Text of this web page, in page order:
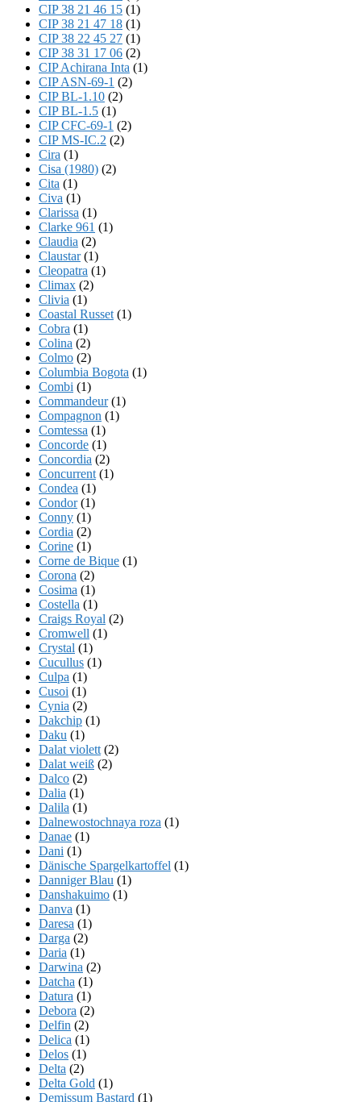
CIP 38 21 46 15 (1)
CIP 38 21 47 18 (1)
CIP 38 22 45 27 (1)
CIP 38 31 17 06 (2)
CIP Achirana Inta (1)
CIP ASN-69-1 (2)
CIP BL-1.10 (2)
CIP BL-1.5 (1)
CIP CFC-69-1 (2)
CIP MS-IC.2 (2)
Cira (1)
Cisa (1980) (2)
Cita (1)
Civa (1)
Clarissa (1)
Clarke 961 (1)
Claudia (2)
Claustar(1)
Cleopatra (1)
Climax (2)
Clivia (1)
Coastal Russet (1)
Cobra (1)
Colina (2)
Colmo (2)
Columbia Bogota (1)
Combi (1)
Commandeur(1)
Compagnon (1)
Comtessa (1)
Concorde (1)
Concordia (2)
Concurrent (1)
Condea (1)
Condor(1)
Conny (1)
Cordia (2)
Corine (1)
Corne de Bique (1)
Corona (2)
Cosima (1)
Costella (1)
Craigs Royal (2)
Cromwell (1)
Crystal (1)
Cucullus (1)
Culpa (1)
Cusoi (1)
Cynia (2)
Dakchip (1)
Daku (1)
Dalat violett (2)
Dalat weiß (2)
Dalco (2)
Dalia (1)
Dalila (1)
Dalnewostochnaya roza (1)
Danae (1)
Dani (1)
Dänische Spargelkartoffel (1)
Danniger Blau (1)
Danshakuimo (1)
Danva (1)
Daresa (1)
Darga (2)
Daria (1)
Darwina (2)
Datcha (1)
Datura (1)
Debora (2)
Delfin (2)
Delica (1)
Delos (1)
Delta (2)
Delta Gold (1)
Demissum Bastard (1)